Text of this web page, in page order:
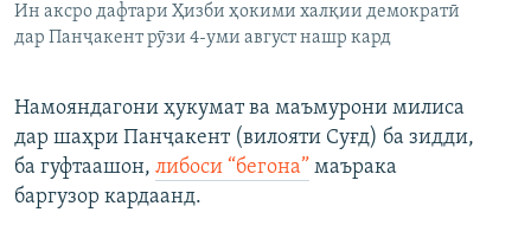
Ин аксро дафтари Ҳизби ҳокими халқии демократӣ
дар Панҷакент рӯзи 4-уми август нашр кард
Намояндагони ҳукумат ва маъмурони милиса
дар шаҳри Панҷакент (вилояти Суғд) ба зидди,
ба гуфтаашон, либоси “бегона” маърака
баргузор кардаанд.